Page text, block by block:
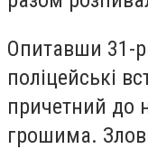
Опитавши 31-
поліцейські
причетний до
грошима.